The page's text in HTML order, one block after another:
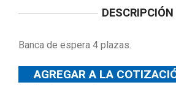
DESCRIPCIÓN
Banca de espera 4 plazas.
AGREGAR A LA